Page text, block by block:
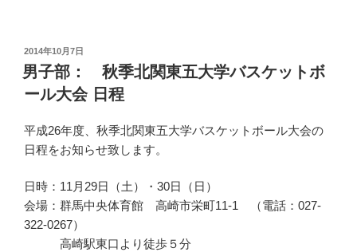
投
稿
日:
2014年10月7日
男子部： 秋季北関東五大学バスケットボ
ール大会 日程
平成26年度、秋季北関東五大学バスケットボール大会の
日程をお知らせ致します。
日時：11月29日（土）・30日（日）
会場：群馬中央体育館 高崎市栄町11-1 （電話：027-
322-0267）
高崎駅東口より徒歩５分